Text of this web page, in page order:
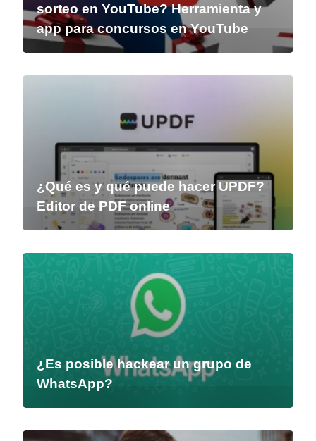
sorteo en YouTube? Herramienta y
app para concursos en YouTube
¿Qué es y qué puede hacer UPDF?
Editor de PDF online
¿Es posible hackear un grupo de
WhatsApp?